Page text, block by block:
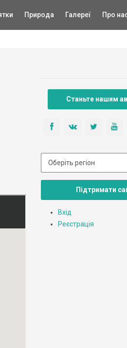
Природа Галереї Про
Станьте нашим
Підтримати
Вхід
Реєстрація